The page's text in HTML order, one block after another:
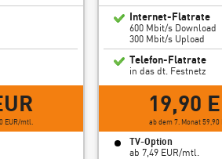
EUR/mtl.
Internet-Flatrate
600 Mbit/s Download
300 Mbit/s Upload
Telefon-Flatrate
in das dt. Festnetz
19,90
ab dem 7. Monat 59,90
TV-Option
ab 7,49 EUR/mtl.